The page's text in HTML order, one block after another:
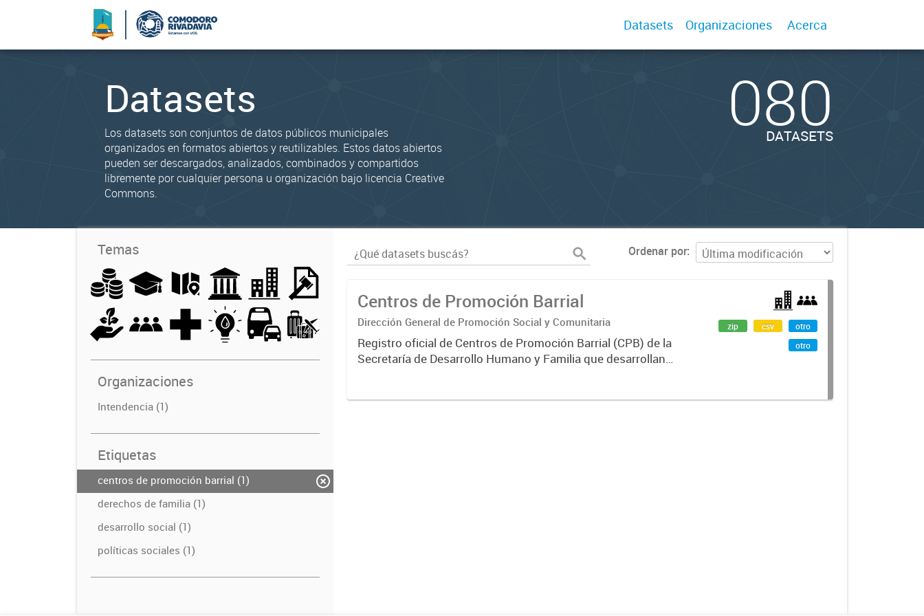
Datasets Organizaciones Acerca
Datasets
Los datasets son conjuntos de datos públicos municipales
organizados en formatos abiertos y reutilizables. Estos datos abiertos
pueden ser descargados, analizados, combinados y compartidos
libremente por cualquier persona u organización bajo licencia Creative
Commons.
080
DATASETS
Temas
Organizaciones
Intendencia (1)
Etiquetas
centros de promoción barrial (1)
derechos de familia (1)
desarrollo social (1)
políticas sociales (1)
Ordenar por
Centros de Promoción Barrial
Dirección General de Promoción Social y Comunitaria
Registro oficial de Centros de Promoción Barrial (CPB) de la
Secretaría de Desarrollo Humano y Familia que desarrollan
zip csv
otro
otro